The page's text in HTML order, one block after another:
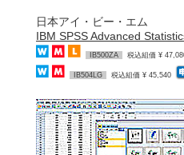
日本アイ・ビー・エム
IBM SPSS Advanced
IB500ZA 税込組価 ¥
IB504LG 税込組価 ¥ 45,540